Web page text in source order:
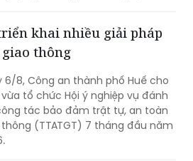
đẩy nhanh tiến độ, hoàn thành
1 bốn trường học, kịp thời đưa
khai nhiều giải pháp
thông
6/8, Công an thành phố Huế cho
tổ chức Hội ý nghiệp vụ đánh
tác bảo đảm trật tự, an toàn
(TTATGT) 7 tháng đầu năm